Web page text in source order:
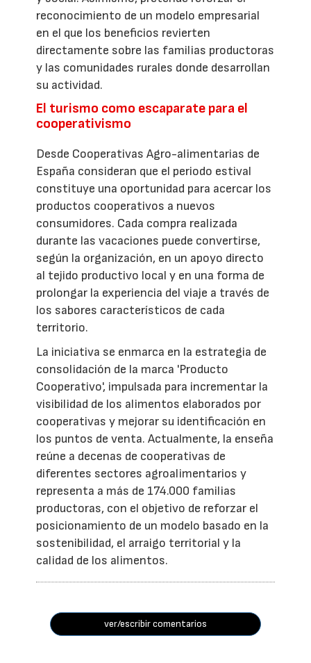
reconocimiento de un modelo empresarial
en el que los beneficios revierten
directamente sobre las familias productoras
y las comunidades rurales donde desarrollan
su actividad.
El turismo como escaparate para el
cooperativismo
Desde Cooperativas Agro-alimentarias de
España consideran que el periodo estival
constituye una oportunidad para acercar los
productos cooperativos a nuevos
consumidores. Cada compra realizada
durante las vacaciones puede convertirse,
según la organización, en un apoyo directo
al tejido productivo local y en una forma de
prolongar la experiencia del viaje a través de
los sabores característicos de cada
territorio.
La iniciativa se enmarca en la estrategia de
consolidación de la marca 'Producto
Cooperativo', impulsada para incrementar la
visibilidad de los alimentos elaborados por
cooperativas y mejorar su identificación en
los puntos de venta. Actualmente, la enseña
reúne a decenas de cooperativas de
diferentes sectores agroalimentarios y
representa a más de 174.000 familias
productoras, con el objetivo de reforzar el
posicionamiento de un modelo basado en la
sostenibilidad, el arraigo territorial y la
calidad de los alimentos.
ver/escribir comentarios